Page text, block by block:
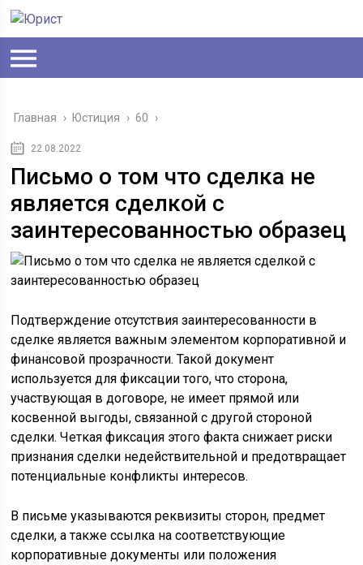
Главная › Юстиция › 60 ›
22.08.2022
Письмо о том что сделка не
является сделкой с
заинтересованностью образец
Подтверждение отсутствия заинтересованности в
сделке является важным элементом корпоративной и
финансовой прозрачности. Такой документ
используется для фиксации того, что сторона,
участвующая в договоре, не имеет прямой или
косвенной выгоды, связанной с другой стороной
сделки. Четкая фиксация этого факта снижает риски
признания сделки недействительной и предотвращает
потенциальные конфликты интересов.
В письме указываются реквизиты сторон, предмет
сделки, а также ссылка на соответствующие
корпоративные документы или положения